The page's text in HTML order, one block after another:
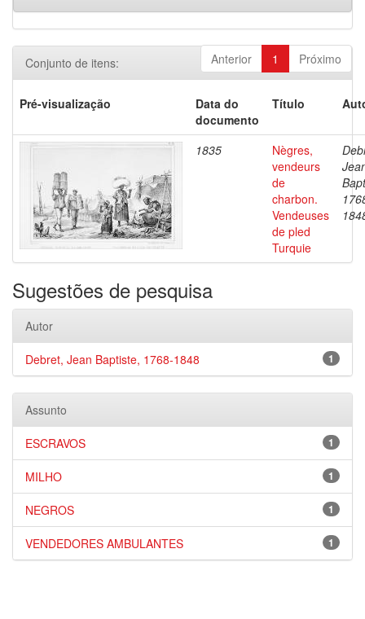
Anterior 1 Próximo
Conjunto de itens:
Pré-visualização
Data do
documento
Título
1835
Nègres,
vendeurs
de
charbon.
Vendeuses
de pled
Turquie
Sugestões de pesquisa
Autor
1
Debret, Jean Baptiste, 1768-1848
Assunto
1
ESCRAVOS
1
MILHO
1
NEGROS
1
VENDEDORES AMBULANTES